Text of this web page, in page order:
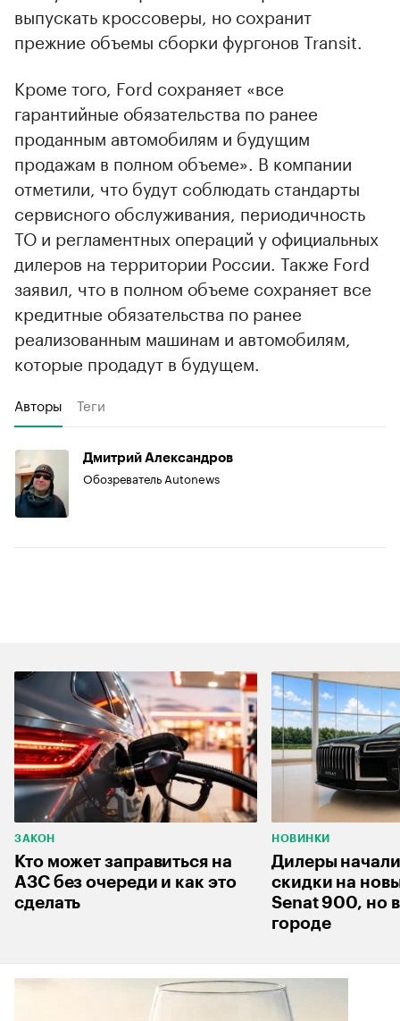
выпускать кроссоверы, но сохранит
прежние объемы сборки фургонов Transit.
Кроме того, Ford сохраняет «все
гарантийные обязательства по ранее
проданным автомобилям и будущим
продажам в полном объеме». В компании
отметили, что будут соблюдать стандарты
сервисного обслуживания, периодичность
ТО и регламентных операций у официальных
дилеров на территории России. Также Ford
заявил, что в полном объеме сохраняет все
кредитные обязательства по ранее
реализованным машинам и автомобилям,
которые продадут в будущем.
Авторы Теги
Дмитрий Александров
Обозреватель Autonews
ЗАКОН
Кто может заправиться на
АЗС без очереди и как это
сделать
НОВИНКИ
Дилеры начали
скидки на
Senat 900, но
городе